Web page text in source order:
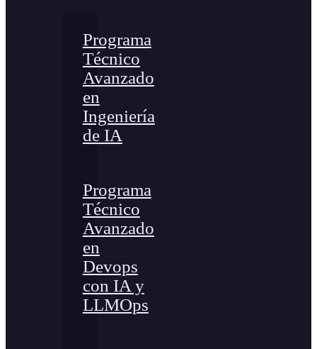
Programa
Técnico
Avanzado
en
Ingeniería
de IA
Programa
Técnico
Avanzado
en
Devops
con IA y
LLMOps